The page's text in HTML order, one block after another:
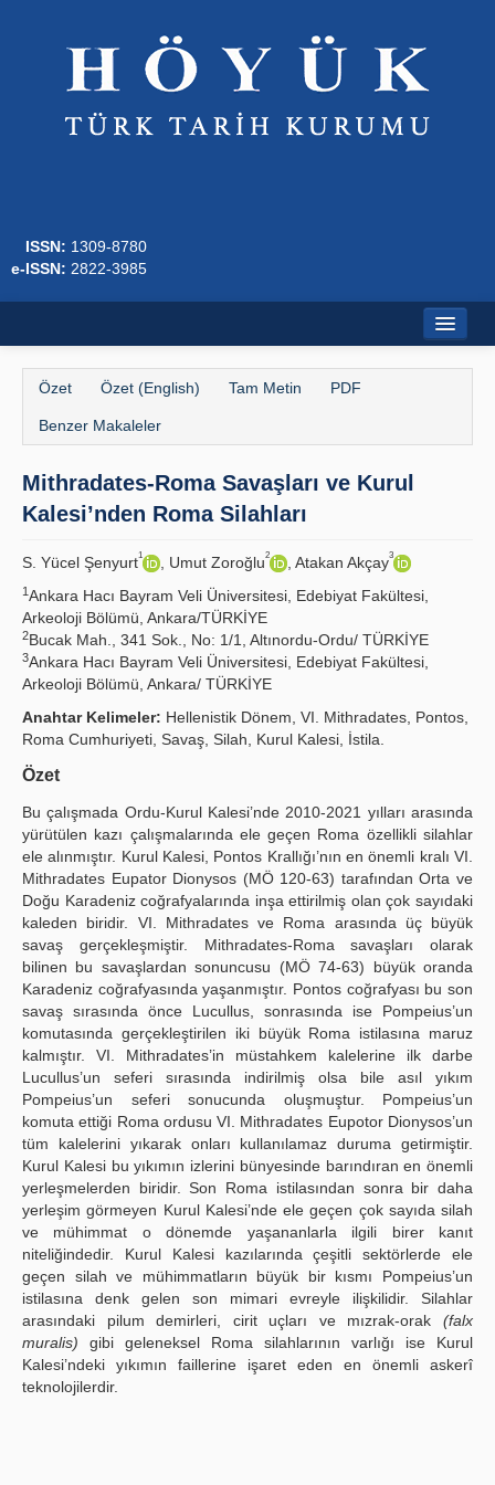
ISSN: 1309-8780
e-ISSN: 2822-3985
Dergi Kurulları
Yazım Kuralları
Kılavuzlar
İletişim
Özet Özet (English) Tam Metin PDF
Benzer Makaleler
Mithradates-Roma Savaşları ve Kurul
Kalesi’nden Roma Silahları
S. Yücel Şenyurt1 , Umut Zoroğlu2 , Atakan Akçay3
1Ankara Hacı Bayram Veli Üniversitesi, Edebiyat Fakültesi,
Arkeoloji Bölümü, Ankara/TÜRKİYE
2Bucak Mah., 341 Sok., No: 1/1, Altınordu-Ordu/ TÜRKİYE
3Ankara Hacı Bayram Veli Üniversitesi, Edebiyat Fakültesi,
Arkeoloji Bölümü, Ankara/ TÜRKİYE
Anahtar Kelimeler: Hellenistik Dönem, VI. Mithradates, Pontos,
Roma Cumhuriyeti, Savaş, Silah, Kurul Kalesi, İstila.
Özet
Bu çalışmada Ordu-Kurul Kalesi’nde 2010-2021 yılları arasında
yürütülen kazı çalışmalarında ele geçen Roma özellikli silahlar
ele alınmıştır. Kurul Kalesi, Pontos Krallığı’nın en önemli kralı VI.
Mithradates Eupator Dionysos (MÖ 120-63) tarafından Orta ve
Doğu Karadeniz coğrafyalarında inşa ettirilmiş olan çok sayıdaki
kaleden biridir. VI. Mithradates ve Roma arasında üç büyük
savaş gerçekleşmiştir. Mithradates-Roma savaşları olarak
bilinen bu savaşlardan sonuncusu (MÖ 74-63) büyük oranda
Karadeniz coğrafyasında yaşanmıştır. Pontos coğrafyası bu son
savaş sırasında önce Lucullus, sonrasında ise Pompeius’un
komutasında gerçekleştirilen iki büyük Roma istilasına maruz
kalmıştır. VI. Mithradates’in müstahkem kalelerine ilk darbe
Lucullus’un seferi sırasında indirilmiş olsa bile asıl yıkım
Pompeius’un seferi sonucunda oluşmuştur. Pompeius’un
komuta ettiği Roma ordusu VI. Mithradates Eupotor Dionysos’un
tüm kalelerini yıkarak onları kullanılamaz duruma getirmiştir.
Kurul Kalesi bu yıkımın izlerini bünyesinde barındıran en önemli
yerleşmelerden biridir. Son Roma istilasından sonra bir daha
yerleşim görmeyen Kurul Kalesi’nde ele geçen çok sayıda silah
ve mühimmat o dönemde yaşananlarla ilgili birer kanıt
niteliğindedir. Kurul Kalesi kazılarında çeşitli sektörlerde ele
geçen silah ve mühimmatların büyük bir kısmı Pompeius’un
istilasına denk gelen son mimari evreyle ilişkilidir. Silahlar
arasındaki pilum demirleri, cirit uçları ve mızrak-orak (falx
muralis) gibi geleneksel Roma silahlarının varlığı ise Kurul
Kalesi’ndeki yıkımın faillerine işaret eden en önemli askerî
teknolojilerdir.